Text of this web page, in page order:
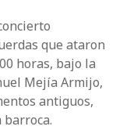
que ataron
horas, bajo la
Mejía Armijo,
antiguos,